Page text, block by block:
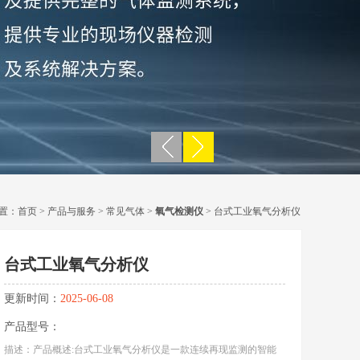
： 首页 > 产品与服务 > 常见气体 > 氧气检测仪 > 台式工业氧气分析仪
台式工业氧气分析仪
更新时间： 2025-06-08
产品型号：
描述：产品概述:台式工业氧气分析仪是一款连续再现监测的智能